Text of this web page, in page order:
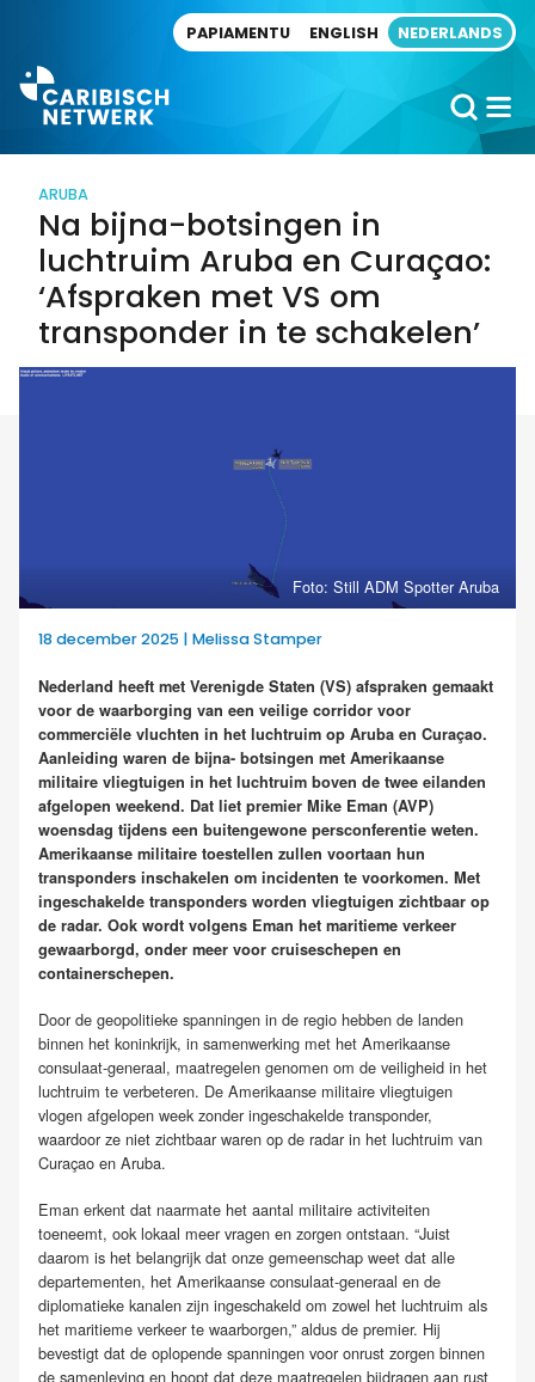
PAPIAMENTU ENGLISH NEDERLANDS
ARUBA
Na bijna-botsingen in
luchtruim Aruba en Curaçao:
‘Afspraken met VS om
transponder in te schakelen’
Foto: Still ADM Spotter Aruba
18 december 2025 | Melissa Stamper
Nederland heeft met Verenigde Staten (VS) afspraken gemaakt
voor de waarborging van een veilige corridor voor
commerciële vluchten in het luchtruim op Aruba en Curaçao.
Aanleiding waren de bijna- botsingen met Amerikaanse
militaire vliegtuigen in het luchtruim boven de twee eilanden
afgelopen weekend. Dat liet premier Mike Eman (AVP)
woensdag tijdens een buitengewone persconferentie weten.
Amerikaanse militaire toestellen zullen voortaan hun
transponders inschakelen om incidenten te voorkomen. Met
ingeschakelde transponders worden vliegtuigen zichtbaar op
de radar. Ook wordt volgens Eman het maritieme verkeer
gewaarborgd, onder meer voor cruiseschepen en
containerschepen.
Door de geopolitieke spanningen in de regio hebben de landen
binnen het koninkrijk, in samenwerking met het Amerikaanse
consulaat-generaal, maatregelen genomen om de veiligheid in het
luchtruim te verbeteren. De Amerikaanse militaire vliegtuigen
vlogen afgelopen week zonder ingeschakelde transponder,
waardoor ze niet zichtbaar waren op de radar in het luchtruim van
Curaçao en Aruba.
Eman erkent dat naarmate het aantal militaire activiteiten
toeneemt, ook lokaal meer vragen en zorgen ontstaan. “Juist
daarom is het belangrijk dat onze gemeenschap weet dat alle
departementen, het Amerikaanse consulaat-generaal en de
diplomatieke kanalen zijn ingeschakeld om zowel het luchtruim als
het maritieme verkeer te waarborgen,” aldus de premier. Hij
bevestigt dat de oplopende spanningen voor onrust zorgen binnen
de samenleving en hoopt dat deze maatregelen bijdragen aan rust